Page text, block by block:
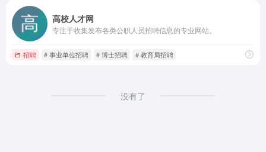
高校人才网
专注于收集发布各类公职人员招聘信息的专业网站。
招聘 # 事业单位招聘 # 博士招聘 # 教育局招聘
没有了